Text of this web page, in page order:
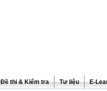
Đề thi & Kiểm tra Tư liệu E-